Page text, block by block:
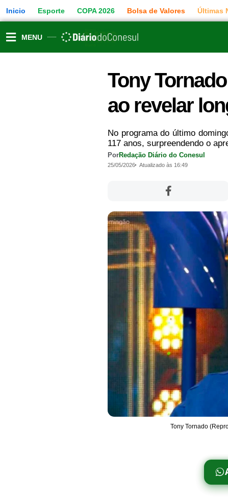
para
o
conteúdo
Inicio Esporte COPA 2026 Bolsa de Valores Últimas
MENU
Tony
ao revelar
No programa do último
117 anos, surpreendendo o
PorRedação Diário do Conesul
25/05/2026 Atualizado às 16:49
Tony Tornado